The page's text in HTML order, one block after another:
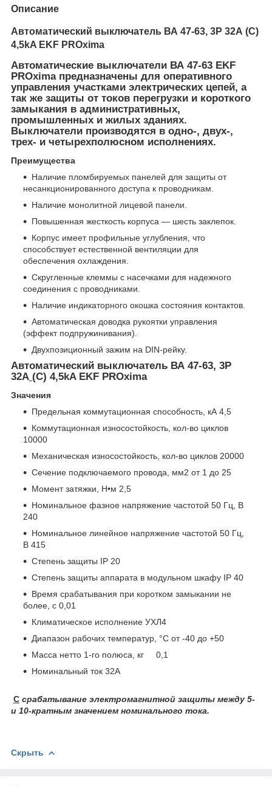
Описание
Автоматический выключатель ВА 47-63, 3P 32А (C)
4,5kA EKF PROxima
Автоматические выключатели ВА 47-63 EKF
PROxima предназначены для оперативного
управления участками электрических цепей, а
так же защиты от токов перегрузки и короткого
замыкания в административных,
промышленных и жилых зданиях.
Выключатели производятся в одно-, двух-,
трех- и четырехполюсном исполнениях.
Преимущества
Наличие пломбируемых панелей для защиты от
несанкционированного доступа к проводникам.
Наличие монолитной лицевой панели.
Повышенная жесткость корпуса — шесть заклепок.
Корпус имеет профильные углубления, что
способствует естественной вентиляции для
обеспечения охлаждения.
Cкругленные клеммы с насечками для надежного
соединения с проводниками.
Наличие индикаторного окошка состояния контактов.
Автоматическая доводка рукоятки управления
(эффект подпружинивания).
Двухпозиционный зажим на DIN-рейку.
Автоматический выключатель ВА 47-63, 3Р
32А (C) 4,5kA EKF PROxima
Значения
Предельная коммутационная способность, кА 4,5
Коммутационная износостойкость, кол-во циклов
10000
Механическая износостойкость, кол-во циклов 20000
Сечение подключаемого провода, мм2 от 1 до 25
Момент затяжки, Н•м 2,5
Номинальное фазное напряжение частотой 50 Гц, В
240
Номинальное линейное напряжение частотой 50 Гц,
В 415
Степень защиты IP 20
Степень защиты аппарата в модульном шкафу IP 40
Время срабатывания при коротком замыкании не
более, с 0,01
Климатическое исполнение УХЛ4
Диапазон рабочих температур, °С от -40 до +50
Масса нетто 1-го полюса, кг 0,1
Номинальный ток 32А
С срабатывание электромагнитной защиты между 5-
и 10-кратным значением номинального тока.
Скрыть